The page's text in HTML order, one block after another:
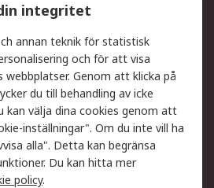
Teknisk Support
Exportlösningar
Retur av varor
Spåra din order
Fördelar med RS-konto
integritet
annan teknik för statistisk
och för att visa
Genom att klicka på
du till behandling av icke
kan välja dina cookies genom att
inställningar". Om du inte vill ha
alla". Detta kan begränsa
Du kan hitta mer
policy.